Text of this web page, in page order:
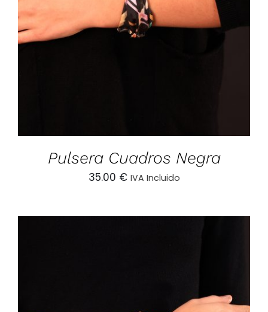
AÑADIR AL CARRITO
Pulsera Cuadros Negra
35.00 € IVA Incluido